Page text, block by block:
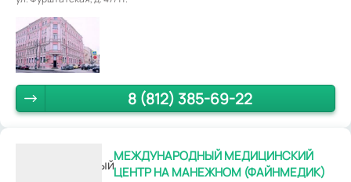
8 (812) 385-69-22
МЕЖДУНАРОДНЫЙ МЕДИЦИНСКИЙ
ЦЕНТР НА МАНЕЖНОМ (ФАЙНМЕДИК)